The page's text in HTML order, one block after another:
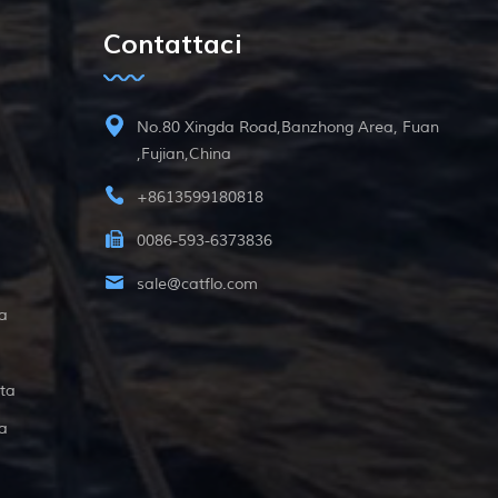
Contattaci
No.80 Xingda Road,Banzhong Area, Fuan
,Fujian,China
+8613599180818
0086-593-6373836
sale@catflo.com